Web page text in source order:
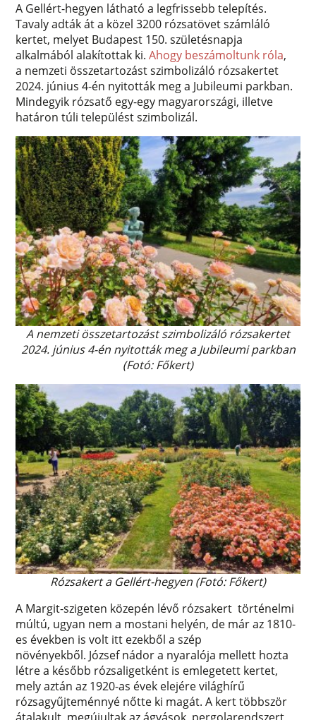
A Gellért-hegyen látható a legfrissebb telepítés.
Tavaly adták át a közel 3200 rózsatövet számláló
kertet, melyet Budapest 150. születésnapja
alkalmából alakítottak ki.Ahogy beszámoltunk róla,
a nemzeti összetartozást szimbolizáló rózsakertet
2024. június 4-én nyitották meg a Jubileumi parkban.
Mindegyik rózsatő egy-egy magyarországi, illetve
határon túli települést szimbolizál.
A nemzeti összetartozást szimbolizáló rózsakertet
2024. június 4-én nyitották meg a Jubileumi parkban
(Fotó: Főkert)
Rózsakert a Gellért-hegyen (Fotó: Főkert)
A Margit-szigeten közepén lévő rózsakert történelmi
múltú, ugyan nem a mostani helyén, de már az 1810-
es években is volt itt ezekből a szép
növényekből. József nádor a nyaralója mellett hozta
létre a később rózsaligetként is emlegetett kertet,
mely aztán az 1920-as évek elejére világhírű
rózsagyűjteménnyé nőtte ki magát. A kert többször